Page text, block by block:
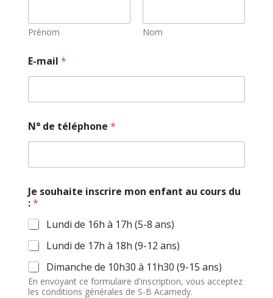
Prénom Nom
E-mail *
N° de téléphone *
Je souhaite inscrire mon enfant au cours du
:*
Lundi de 16h à 17h (5-8 ans)
Lundi de 17h à 18h (9-12 ans)
Dimanche de 10h30 à 11h30 (9-15 ans)
En envoyant ce formulaire d'inscription, vous acceptez
les conditions générales de S-B Acamedy.